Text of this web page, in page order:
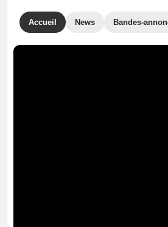
Accueil News Bandes-